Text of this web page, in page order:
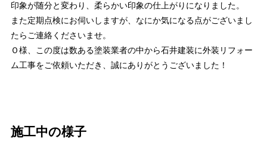
印象が随分と変わり、柔らかい印象の仕上がりになりました。
また定期点検にお伺いしますが、なにか気になる点がございまし
たらご連絡くださいませ。
Ｏ様、この度は数ある塗装業者の中から石井建装に外装リフォー
ム工事をご依頼いただき、誠にありがとうございました！
施工中の様子